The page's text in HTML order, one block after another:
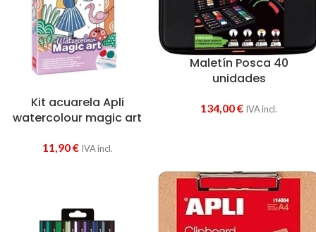
Kit acuarela Apli
watercolour magic art
11,90€ IVA incl.
Maletín Posca 40
unidades
134,00€ IVA incl.